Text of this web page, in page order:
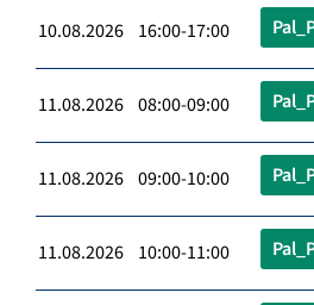
10.08.2026 16:00-17:00
11.08.2026 08:00-09:00
11.08.2026 09:00-10:00
11.08.2026 10:00-11:00